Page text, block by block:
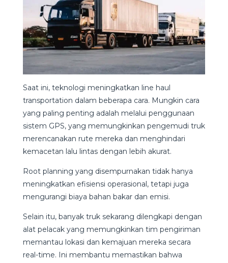
Saat ini, teknologi meningkatkan line haul
transportation dalam beberapa cara. Mungkin cara
yang paling penting adalah melalui penggunaan
sistem GPS, yang memungkinkan pengemudi truk
merencanakan rute mereka dan menghindari
kemacetan lalu lintas dengan lebih akurat.
Root planning yang disempurnakan tidak hanya
meningkatkan efisiensi operasional, tetapi juga
mengurangi biaya bahan bakar dan emisi.
Selain itu, banyak truk sekarang dilengkapi dengan
alat pelacak yang memungkinkan tim pengiriman
memantau lokasi dan kemajuan mereka secara
real-time. Ini membantu memastikan bahwa